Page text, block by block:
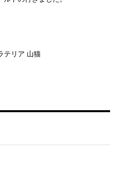
テリア 山猫